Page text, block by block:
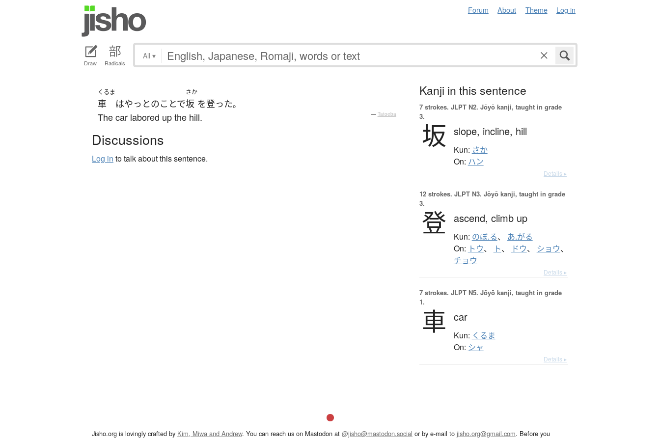
Forum About Theme Log in
Draw Radicals
All ▾
くるま
車 はやっとのことで
さか
坂 を登った。
The car labored up the hill. — Tatoeba
Discussions
Log in to talk about this sentence.
Kanji in this sentence
7 strokes. JLPT N2. Jōyō kanji, taught in grade
3.
坂 slope, incline, hill
Kun: さか
On: ハン
Details ▸
12 strokes. JLPT N3. Jōyō kanji, taught in grade
3.
登 ascend, climb up
Kun: のぼ.る、 あ.がる
On: トウ、 ト、 ドウ、 ショウ、
チョウ
Details ▸
7 strokes. JLPT N5. Jōyō kanji, taught in grade
1.
車 car
Kun: くるま
On: シャ
Details ▸
Jisho.org is lovingly crafted by Kim, Miwa and Andrew. You can reach us on Mastodon at @jisho@mastodon.social or by e-mail to jisho.org@gmail.com. Before you